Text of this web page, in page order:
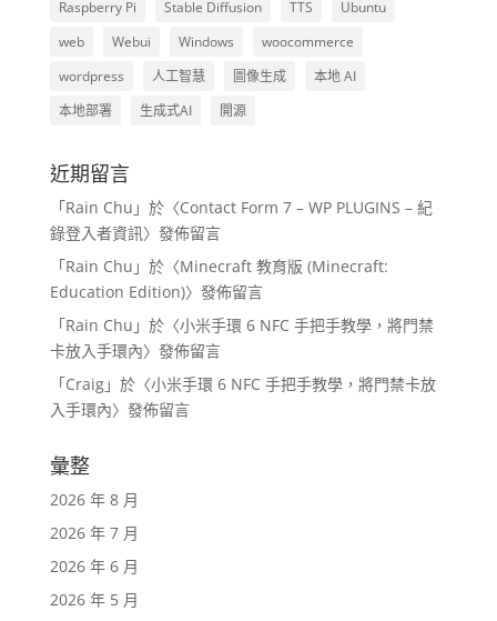
Raspberry Pi Stable Diffusion TTS
Ubuntu
web
Webui Windows
woocommerce
wordpress
人工智慧 圖像生成
本地 AI
本地部署
生成式AI 開源
近期留言
「Rain Chu 」於〈Contact Form 7 – WP PLUGINS – 紀
錄登入者資訊〉發佈留言
「Rain Chu 」於〈Minecraft 教育版 (Minecraft:
Education Edition)〉發佈留言
「Rain Chu 」於〈小米手環 6 NFC 手把手教學，將門禁
卡放入手環內〉發佈留言
「Craig」於〈小米手環 6 NFC 手把手教學，將門禁卡放
入手環內〉發佈留言
彙整
2026 年 8 月
2026 年 7 月
2026 年 6 月
2026 年 5 月